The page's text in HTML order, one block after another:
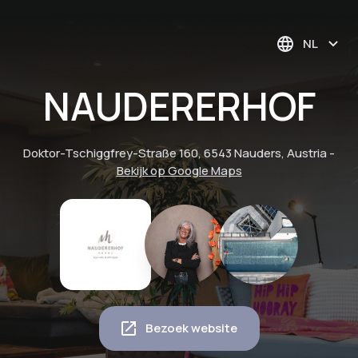
NL
NAUDERERHOF
Doktor-Tschiggfrey-Straße 160, 6543 Nauders, Austria -
Bekijk op Google Maps
Bezoek website